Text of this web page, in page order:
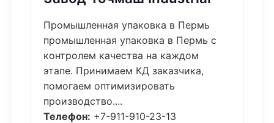
Промышленная упаковка в Пермь
промышленная упаковка в Пермь с
контролем качества на каждом
этапе. Принимаем КД заказчика,
помогаем оптимизировать
производство....
Телефон: +7-911-910-23-13